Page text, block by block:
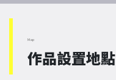
Map
作品設置地點